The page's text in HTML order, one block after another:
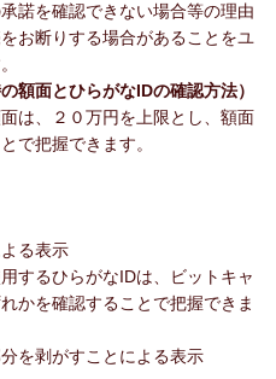
諾を確認できない場合等の理由
お断りする場合があることをユ
額面とひらがなIDの確認方法）
は、２０万円を上限とし、額面
で把握できます。
る表示
するひらがなIDは、ビットキャ
かを確認することで把握できま
を剥がすことによる表示